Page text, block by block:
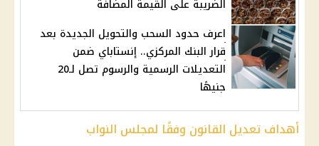
الضريبة على القيمة المضافة
اعرف حدود السحب والتحويل الجديدة بعد
قرار البنك المركزي.. إنستاباي ضمن
التعديلات الرسمية والرسوم تصل لـ20
جنيهًا
أهداف تعديل القانون وفقًا لمجلس النواب